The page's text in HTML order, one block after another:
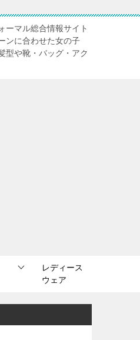
ーマル総合情報サイト
ンに合わせた女の子
型や靴・バッグ・アク
レディース
ウェア